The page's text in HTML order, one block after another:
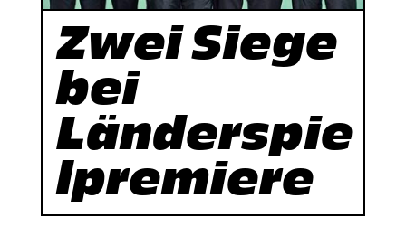
Zwei Siege
bei
Länderspie
lpremiere